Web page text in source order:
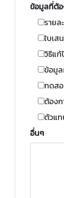
ข้อมูลที่ต้อ
รายล
ใบเส
วิธีแ
ข้อมู
ทดส
ต้อง
ตัวแ
อื่นๆ